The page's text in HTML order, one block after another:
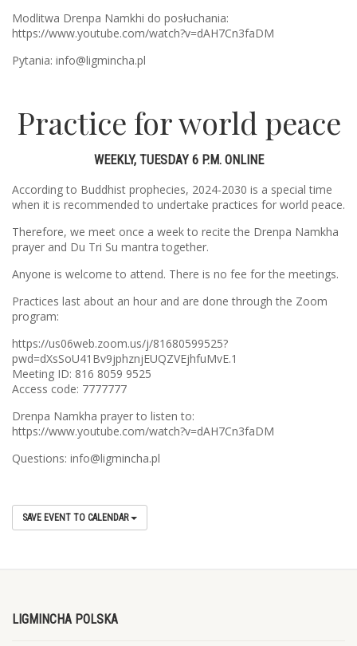
Modlitwa Drenpa Namkhi do posłuchania:
https://www.youtube.com/watch?v=dAH7Cn3faDM
Pytania: info@ligmincha.pl
Practice for world peace
WEEKLY, TUESDAY 6 P.M. ONLINE
According to Buddhist prophecies, 2024-2030 is a special time
when it is recommended to undertake practices for world peace.
Therefore, we meet once a week to recite the Drenpa Namkha
prayer and Du Tri Su mantra together.
Anyone is welcome to attend. There is no fee for the meetings.
Practices last about an hour and are done through the Zoom
program:
https://us06web.zoom.us/j/81680599525?
pwd=dXsSoU41Bv9jphznjEUQZVEjhfuMvE.1
Meeting ID: 816 8059 9525
Access code: 7777777
Drenpa Namkha prayer to listen to:
https://www.youtube.com/watch?v=dAH7Cn3faDM
Questions: info@ligmincha.pl
SAVE EVENT TO CALENDAR
LIGMINCHA POLSKA